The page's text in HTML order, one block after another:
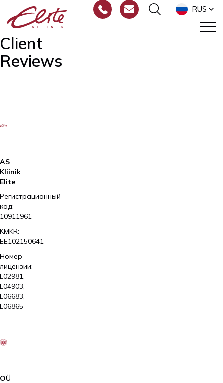
RUS
Client
Reviews
AS
Kliinik
Elite
Регистрационный
код:
10911961
KMKR:
EE102150641
Номер
лицензии:
L02981,
L04903,
L06683,
L06865
OÜ